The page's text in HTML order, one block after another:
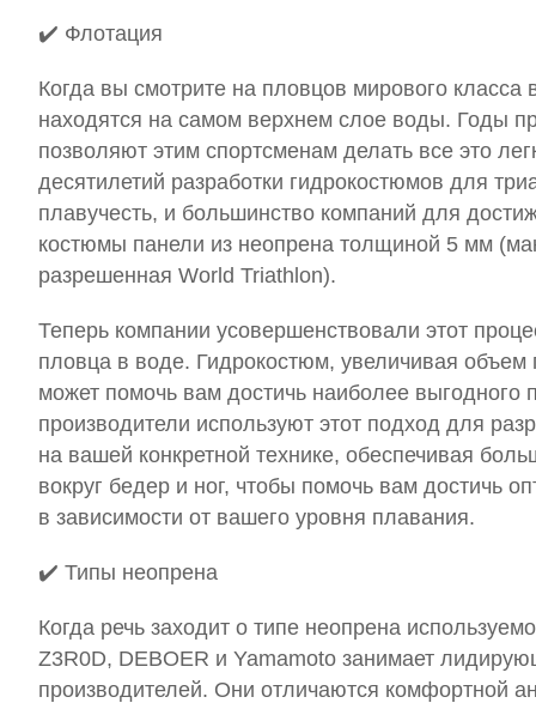
✔️ Флотация
Когда вы смотрите на пловцов мирового класса
находятся на самом верхнем слое воды. Годы
позволяют этим спортсменам делать все это
десятилетий разработки гидрокостюмов для
плавучесть, и большинство компаний для
костюмы панели из неопрена толщиной 5 мм
разрешенная World Triathlon).
Теперь компании усовершенствовали этот
пловца в воде. Гидрокостюм, увеличивая объем
может помочь вам достичь наиболее выгодного
производители используют этот подход для
на вашей конкретной технике, обеспечивая
вокруг бедер и ног, чтобы помочь вам достичь
в зависимости от вашего уровня плавания.
✔️ Типы неопрена
Когда речь заходит о типе неопрена
Z3R0D, DEBOER и Yamamoto занимает
производителей. Они отличаются комфортной